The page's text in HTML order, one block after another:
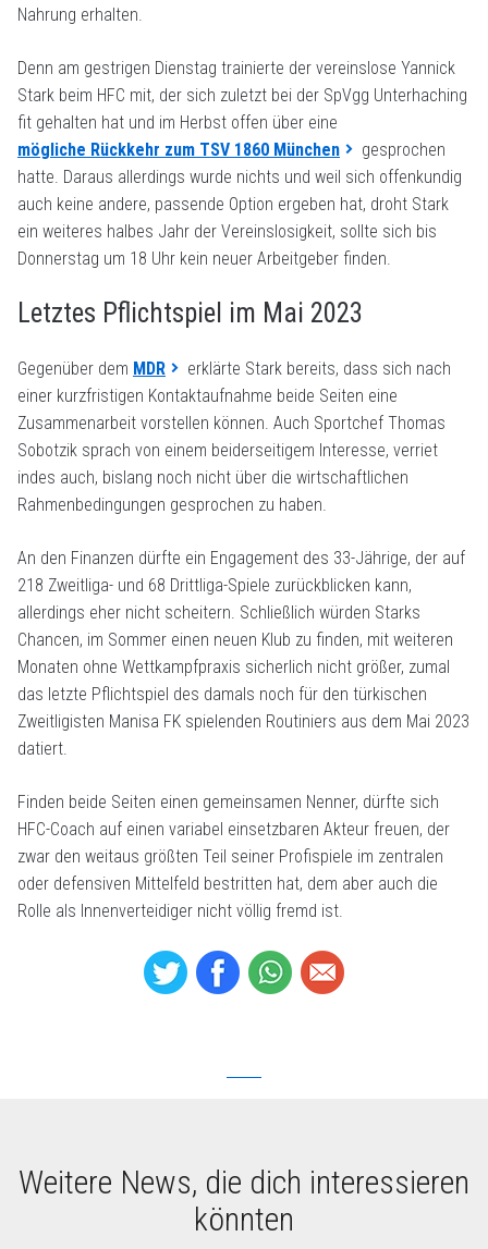
Nahrung erhalten.
Denn am gestrigen Dienstag trainierte der vereinslose Yannick
Stark beim HFC mit, der sich zuletzt bei der SpVgg Unterhaching
fit gehalten hat und im Herbst offen über eine
mögliche Rückkehr zum TSV 1860 München
gesprochen
hatte. Daraus allerdings wurde nichts und weil sich offenkundig
auch keine andere, passende Option ergeben hat, droht Stark
ein weiteres halbes Jahr der Vereinslosigkeit, sollte sich bis
Donnerstag um 18 Uhr kein neuer Arbeitgeber finden.
Letztes Pflichtspiel im Mai 2023
Gegenüber dem MDR
erklärte Stark bereits, dass sich nach
einer kurzfristigen Kontaktaufnahme beide Seiten eine
Zusammenarbeit vorstellen können. Auch Sportchef Thomas
Sobotzik sprach von einem beiderseitigem Interesse, verriet
indes auch, bislang noch nicht über die wirtschaftlichen
Rahmenbedingungen gesprochen zu haben.
An den Finanzen dürfte ein Engagement des 33-Jährige, der auf
218 Zweitliga- und 68 Drittliga-Spiele zurückblicken kann,
allerdings eher nicht scheitern. Schließlich würden Starks
Chancen, im Sommer einen neuen Klub zu finden, mit weiteren
Monaten ohne Wettkampfpraxis sicherlich nicht größer, zumal
das letzte Pflichtspiel des damals noch für den türkischen
Zweitligisten Manisa FK spielenden Routiniers aus dem Mai 2023
datiert.
Finden beide Seiten einen gemeinsamen Nenner, dürfte sich
HFC-Coach auf einen variabel einsetzbaren Akteur freuen, der
zwar den weitaus größten Teil seiner Profispiele im zentralen
oder defensiven Mittelfeld bestritten hat, dem aber auch die
Rolle als Innenverteidiger nicht völlig fremd ist.
Weitere News, die dich interessieren
könnten